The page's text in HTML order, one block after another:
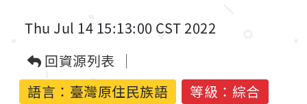
Thu Jul 14 15:13:00 CST 2022
回資源列表
語言： 臺灣原住民族語
等級：綜合